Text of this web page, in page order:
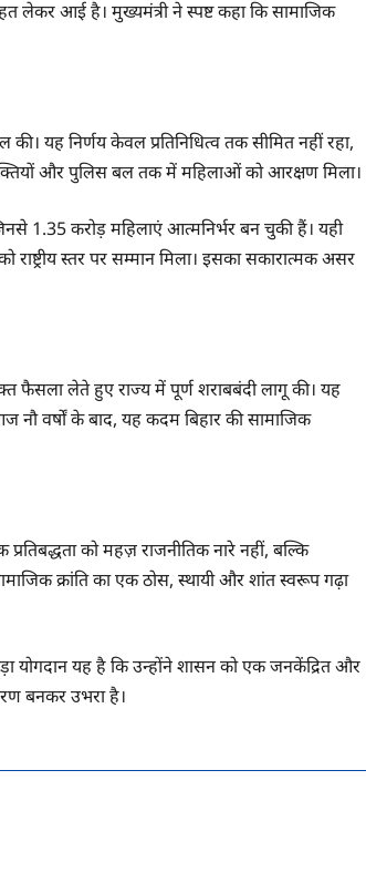
लेकर आई है। मुख्यमंत्री ने स्पष्ट कहा कि सामाजिक
यह निर्णय केवल प्रतिनिधित्व तक सीमित नहीं रहा,
और पुलिस बल तक में महिलाओं को आरक्षण मिला।
1.35 करोड़ महिलाएं आत्मनिर्भर बन चुकी हैं। यही
स्तर पर सम्मान मिला। इसका सकारात्मक असर
लेते हुए राज्य में पूर्ण शराबबंदी लागू की। यह
नौ वर्षों के बाद, यह कदम बिहार की सामाजिक
को महज़ राजनीतिक नारे नहीं, बल्कि
क्रांति का एक ठोस, स्थायी और शांत स्वरूप गढ़ा
योगदान यह है कि उन्होंने शासन को एक जनकेंद्रित और
बनकर उभरा है।